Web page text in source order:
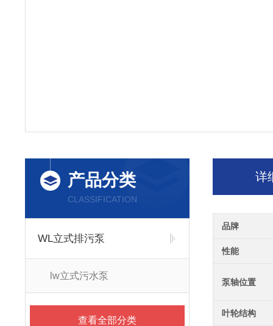
产品分类
CLASSIFICATION
WL立式排污泵
lw立式污水泵
查看全部分类
详
品牌
性能
泵轴位置
叶轮结构